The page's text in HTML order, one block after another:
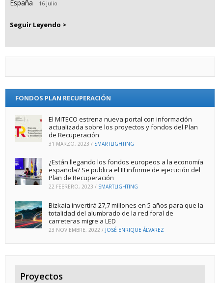
España 16 julio
Seguir Leyendo >
FONDOS PLAN RECUPERACIÓN
El MITECO estrena nueva portal con información
actualizada sobre los proyectos y fondos del Plan
de Recuperación
31 MARZO, 2023 / SMARTLIGHTING
¿Están llegando los fondos europeos a la economía
española? Se publica el III informe de ejecución del
Plan de Recuperación
22 FEBRERO, 2023 / SMARTLIGHTING
Bizkaia invertirá 27,7 millones en 5 años para que la
totalidad del alumbrado de la red foral de
carreteras migre a LED
23 NOVIEMBRE, 2022 / JOSÉ ENRIQUE ÁLVAREZ
Proyectos